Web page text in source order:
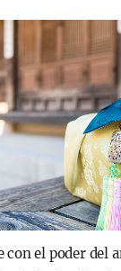
con el poder del